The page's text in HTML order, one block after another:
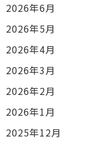
2026年6月
2026年5月
2026年4月
2026年3月
2026年2月
2026年1月
2025年12月